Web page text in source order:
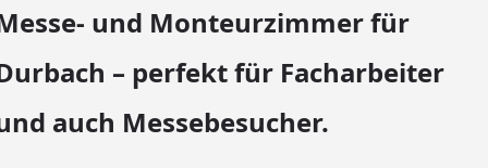
und Monteurzimmer für
– perfekt für Facharbeiter
auch Messebesucher.